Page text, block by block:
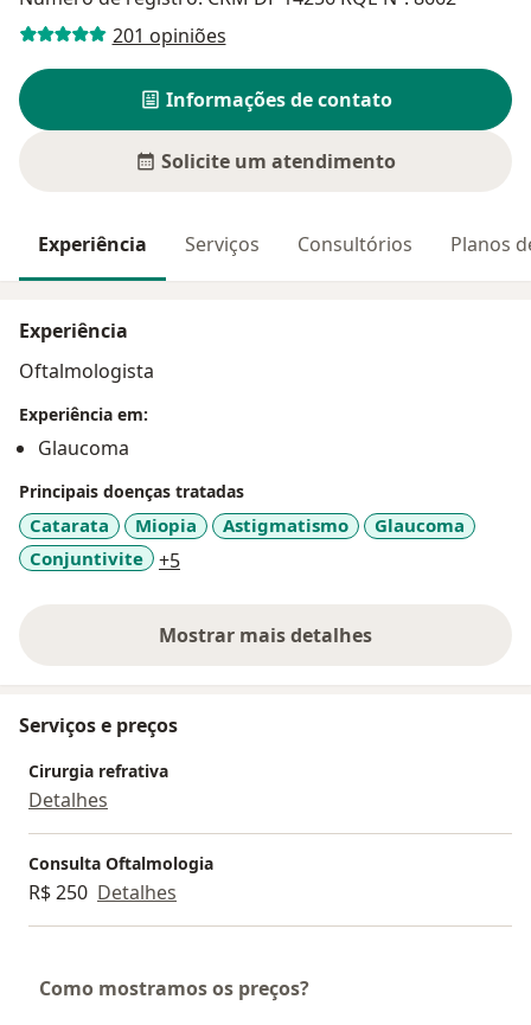
201 opiniões
Informações de contato
Solicite um atendimento
Experiência Serviços Consultórios Planos
Experiência
Oftalmologista
Experiência em:
Glaucoma
Principais doenças tratadas
Catarata Miopia Astigmatismo
Glaucoma
Conjuntivite
+5a11y_sr_more_diseases
Mostrar mais detalhes
sobre a experiência
Serviços e preços
Cirurgia refrativa
Detalhes
Consulta Oftalmologia
R$ 250 Detalhes
Como mostramos os preços?